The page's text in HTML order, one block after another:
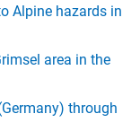
Alpine hazards in
area in the
through